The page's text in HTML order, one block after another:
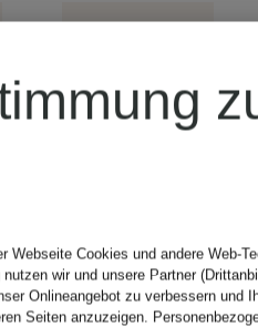
Webseite Cookies und andere Web-
wir und unsere Partner
Onlineangebot zu verbessern und
Seiten anzuzeigen.